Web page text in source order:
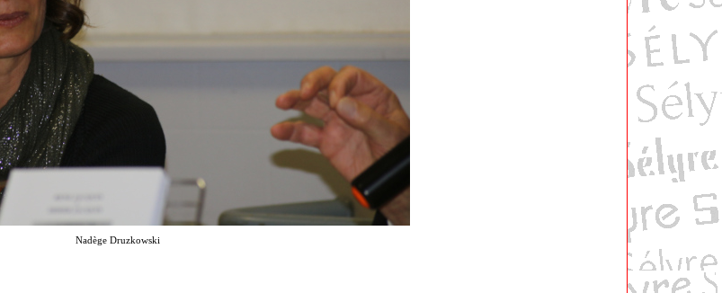
Nadège Druzkowski